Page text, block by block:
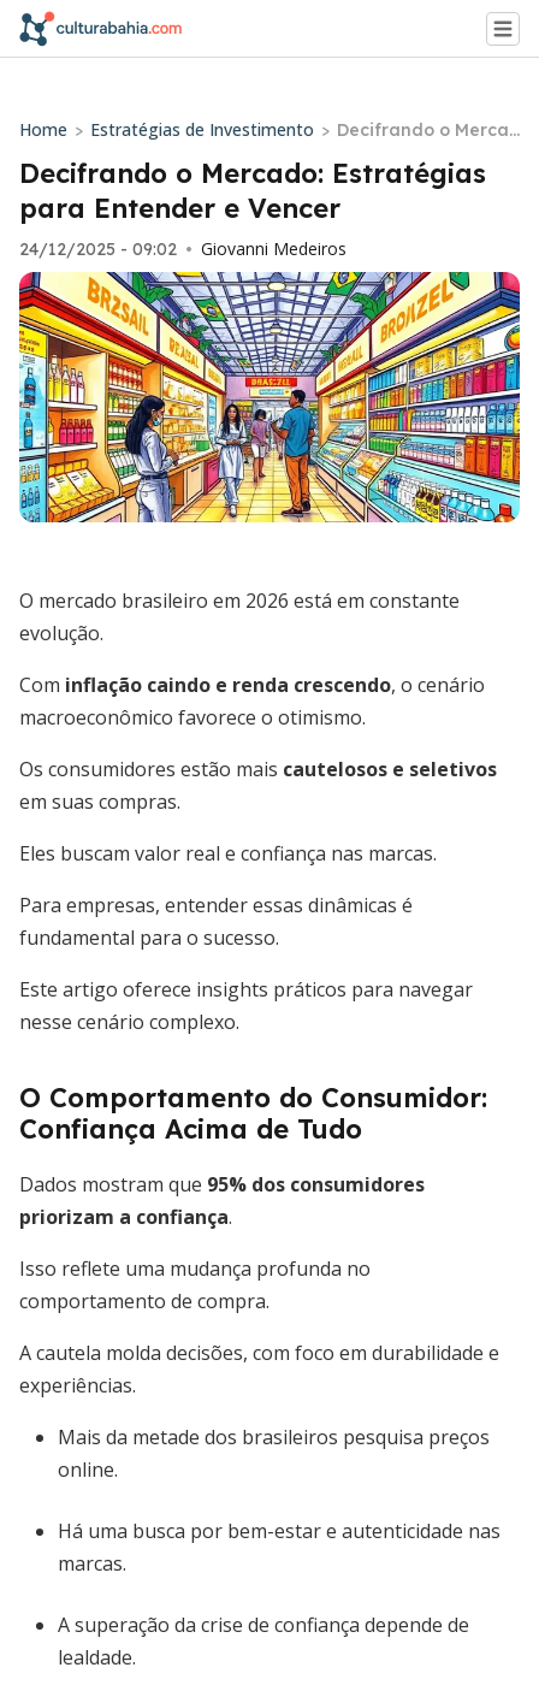
Home > Estratégias de Investimento > Decifrando o Merca
do: Estratégias para
Entender e Vencer
Decifrando o Mercado: Estratégias
para Entender e Vencer
24/12/2025 - 09:02 • Giovanni Medeiros
O mercado brasileiro em 2026 está em constante
evolução.
Com inflação caindo e renda crescendo, o cenário
macroeconômico favorece o otimismo.
Os consumidores estão mais cautelosos e seletivos
em suas compras.
Eles buscam valor real e confiança nas marcas.
Para empresas, entender essas dinâmicas é
fundamental para o sucesso.
Este artigo oferece insights práticos para navegar
nesse cenário complexo.
O Comportamento do Consumidor:
Confiança Acima de Tudo
Dados mostram que 95% dos consumidores
priorizam a confiança.
Isso reflete uma mudança profunda no
comportamento de compra.
A cautela molda decisões, com foco em durabilidade e
experiências.
Mais da metade dos brasileiros pesquisa preços
online.
Há uma busca por bem-estar e autenticidade nas
marcas.
A superação da crise de confiança depende de
lealdade.